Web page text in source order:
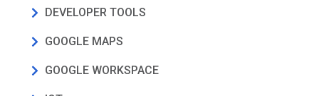
DEVELOPER TOOLS
GOOGLE MAPS
GOOGLE WORKSPACE